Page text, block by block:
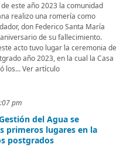
este año 2023 la comunidad
realizo una romería como
don Federico Santa María
de su fallecimiento.
acto tuvo lugar la ceremonia de
año 2023, en la cual la Casa
los... Ver artículo
pm
del Agua se
primeros lugares en la
postgrados